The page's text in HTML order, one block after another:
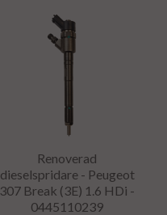
Renoverad
dieselspridare - Peugeot
307 Break (3E) 1.6 HDi -
0445110239